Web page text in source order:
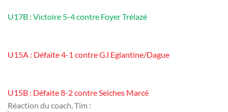
U17B : Victoire 5-4 contre Foyer Trélazé
U15A : Défaite 4-1 contre GJ Eglantine/Dague
U15B : Défaite 8-2 contre Seiches Marcé
Réaction du coach, Tim :